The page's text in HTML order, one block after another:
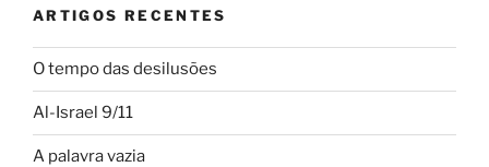
ARTIGOS RECENTES
O tempo das desilusões
Al-Israel 9/11
A palavra vazia